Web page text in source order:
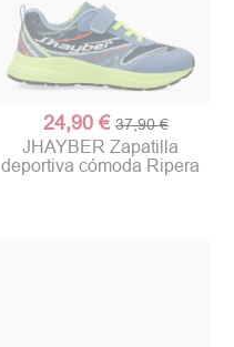
24,90 € 37,90 €
JHAYBER Zapatilla
deportiva cómoda Ripera